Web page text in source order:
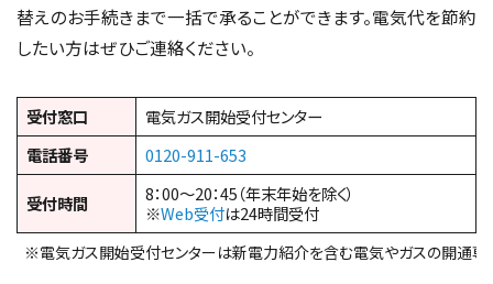
替えのお手続きまで一括で承ることができます。電気代を節約
したい方はぜひご連絡ください。
受付窓口
電気ガス開始受付センター
電話番号
0120-911-653
受付時間
8：00～20：45（年末年始を除く）
※Web受付は24時間受付
※電気ガス開始受付センターは新電力紹介を含む電気やガスの開通専